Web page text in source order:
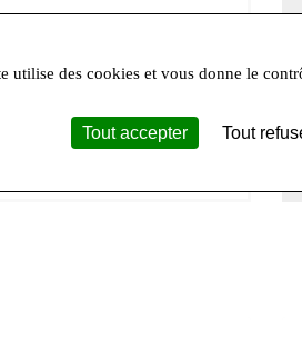
utilise des cookies et vous donne le
Tout accepter Tout